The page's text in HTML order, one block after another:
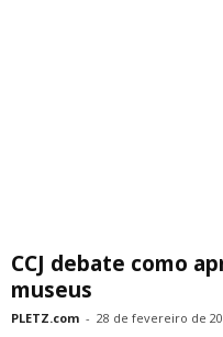
CCJ debate como
museus
PLETZ.com - 28 de fevereiro de